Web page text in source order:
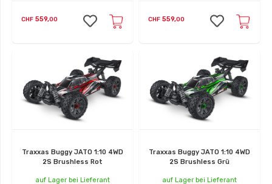
CHF 559,00 CHF 559,00
Traxxas Buggy JATO 1:10 4WD
2S Brushless Rot
auf Lager bei Lieferant
Traxxas Buggy JATO 1:10 4WD
2S Brushless Grü
auf Lager bei Lieferant